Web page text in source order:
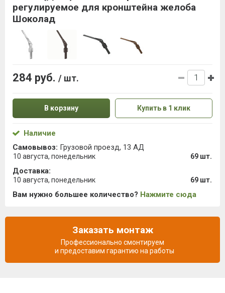
регулируемое для кронштейна желоба
Шоколад
284 руб. / шт.
В корзину Купить в 1 клик
Наличие
Самовывоз: Грузовой проезд, 13 АД
10 августа, понедельник 69 шт.
Доставка:
10 августа, понедельник 69 шт.
Вам нужно большее количество? Нажмите сюда
Заказать монтаж
Профессионально смонтируем
и предоставим гарантию на работы